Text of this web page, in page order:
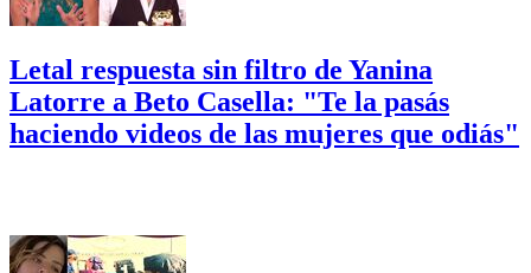
Letal respuesta sin filtro de Yanina
Latorre a Beto Casella: "Te la pasás
haciendo videos de las mujeres que odiás"